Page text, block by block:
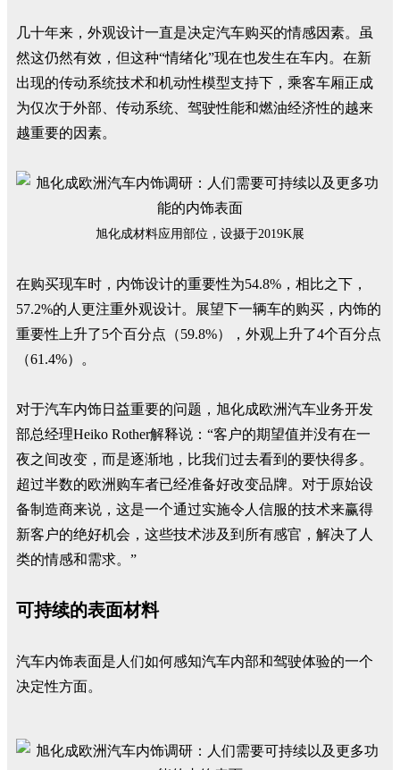
几十年来，外观设计一直是决定汽车购买的情感因素。虽
然这仍然有效，但这种“情绪化”现在也发生在车内。在新
出现的传动系统技术和机动性模型支持下，乘客车厢正成
为仅次于外部、传动系统、驾驶性能和燃油经济性的越来
越重要的因素。
旭化成材料应用部位，设摄于2019K展
在购买现车时，内饰设计的重要性为54.8%，相比之下，
57.2%的人更注重外观设计。展望下一辆车的购买，内饰的
重要性上升了5个百分点（59.8%），外观上升了4个百分点
（61.4%）。
对于汽车内饰日益重要的问题，旭化成欧洲汽车业务开发
部总经理Heiko Rother解释说：“客户的期望值并没有在一
夜之间改变，而是逐渐地，比我们过去看到的要快得多。
超过半数的欧洲购车者已经准备好改变品牌。对于原始设
备制造商来说，这是一个通过实施令人信服的技术来赢得
新客户的绝好机会，这些技术涉及到所有感官，解决了人
类的情感和需求。”
可持续的表面材料
汽车内饰表面是人们如何感知汽车内部和驾驶体验的一个
决定性方面。